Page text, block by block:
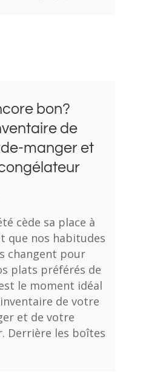
bon?
de
manger et
cède sa place à
que nos habitudes
changent pour
plats préférés de
le moment idéal
de votre
et de votre
Derrière les boîtes